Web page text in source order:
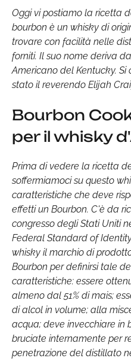
Oggi vi postiamo la ricetta
bourbon è un whisky di
trovare con facilità nelle
forniti. Il suo nome deriva
Americano del Kentucky.
stato il reverendo Elijah
Bourbon
per il whisky
Prima di vedere la ricetta
soffermiamoci su questo
caratteristiche che deve
effetti un Bourbon. C'è da
congresso degli Stati Uniti
Federal Standard of
whisky il marchio di
Bourbon per definirsi tale
caratteristiche: essere
almeno dal 51% di mais;
di alcol in volume; alla
acqua; deve invecchiare in
bruciate internamente per
penetrazione del distillato